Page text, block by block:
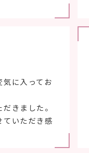
に入ってお
きました。
ていただき感